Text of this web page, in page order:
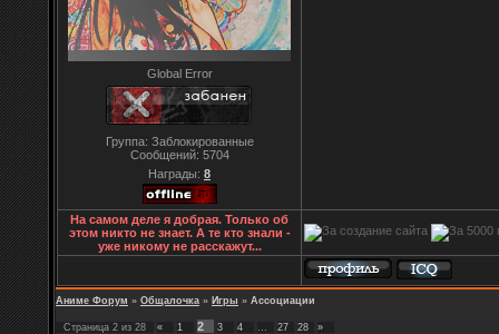
Global Error
Группа: Заблокированные
Сообщений: 5704
Награды: 8
На самом деле я добрая. Только об
этом никто не знает. А те кто знали -
уже никому не расскажут...
Аниме Форум » Общалочка » Игры » Ассоциации
Страница 2 из 28 « 1 2 3 4 … 27 28 »